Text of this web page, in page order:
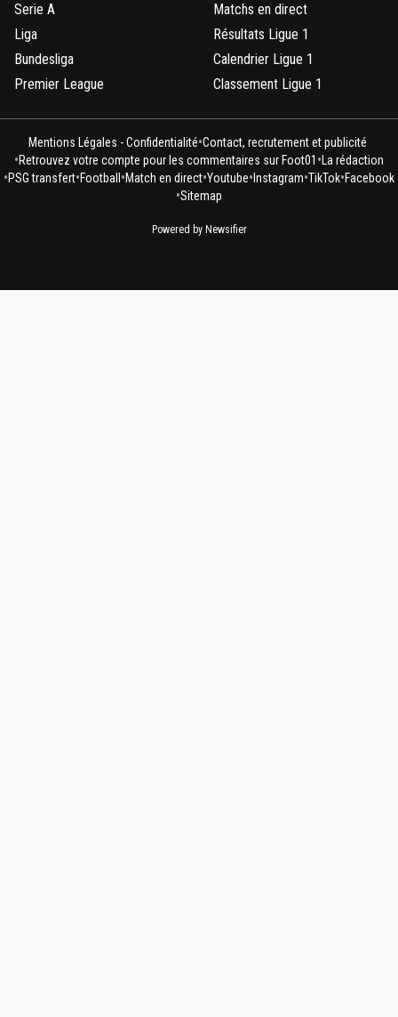
Serie A
Liga
Bundesliga
Premier League
Matchs en direct
Résultats Ligue 1
Calendrier Ligue 1
Classement Ligue 1
Mentions Légales - Confidentialité•Contact, recrutement et publicité
•Retrouvez votre compte pour les commentaires sur Foot01 • La rédaction
•PSG transfert•Football •Match en direct•Youtube• Instagram•TikTok•Facebook
•Sitemap
Powered by Newsifier